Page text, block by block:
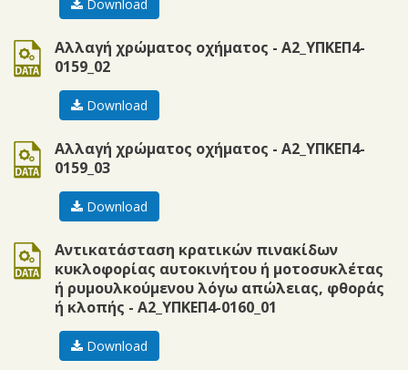
Download
Αλλαγή χρώματος οχήματος - Α2_ΥΠΚΕΠ4-
0159_02
doc
Download
Αλλαγή χρώματος οχήματος - Α2_ΥΠΚΕΠ4-
0159_03
doc
Download
Αντικατάσταση κρατικών πινακίδων
κυκλοφορίας αυτοκινήτου ή μοτοσυκλέτας
ή ρυμουλκούμενου λόγω απώλειας, φθοράς
ή κλοπής - Α2_ΥΠΚΕΠ4-0160_01
doc
Download